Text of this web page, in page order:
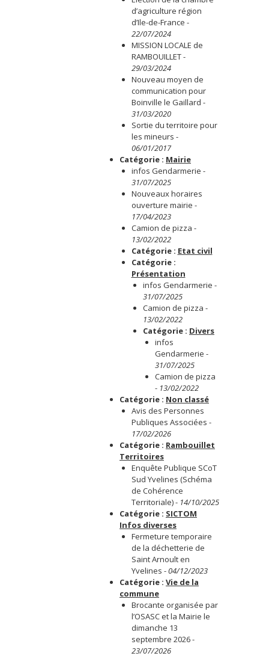
d’agriculture région
d’Ile-de-France -
22/07/2024
MISSION LOCALE de
RAMBOUILLET-
29/03/2024
Nouveau moyen de
communication pour
Boinville le Gaillard -
31/03/2020
Sortie du territoire pour
les mineurs -
06/01/2017
Catégorie : Mairie
infos Gendarmerie -
31/07/2025
Nouveaux horaires
ouverture mairie -
17/04/2023
Camion de pizza -
13/02/2022
Catégorie : Etat civil
Catégorie :
Présentation
infos Gendarmerie -
31/07/2025
Camion de pizza -
13/02/2022
Catégorie : Divers
infos
Gendarmerie -
31/07/2025
Camion de pizza
- 13/02/2022
Catégorie : Non classé
Avis des Personnes
Publiques Associées -
17/02/2026
Catégorie : Rambouillet
Territoires
Enquête Publique SCoT
Sud Yvelines (Schéma
de Cohérence
Territoriale)- 14/10/2025
Catégorie : SICTOM
Infos diverses
Fermeture temporaire
de la déchetterie de
Saint Arnoult en
Yvelines -04/12/2023
Catégorie : Vie de la
commune
Brocante organisée par
l’OSASC et la Mairie le
dimanche 13
septembre 2026-
23/07/2026